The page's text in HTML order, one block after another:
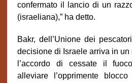
confermato il lancio di un
(israeliana),” ha detto.
Bakr, dell’Unione dei
decisione di Israele arriva in
l’accordo di cessate il
alleviare l’opprimente